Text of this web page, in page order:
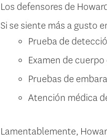
Los defensores de
Si se siente más a gusto
Prueba de
Examen de
Pruebas de
Atención médica
Lamentablemente,